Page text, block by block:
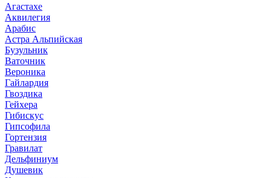
Агастахе
Аквилегия
Арабис
Астра Альпийская
Бузульник
Ваточник
Вероника
Гайлардия
Гвоздика
Гейхера
Гибискус
Гипсофила
Гортензия
Гравилат
Дельфиниум
Душевик